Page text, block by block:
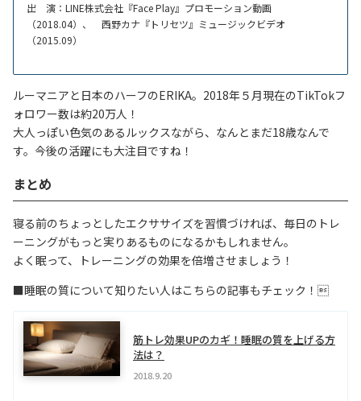
出 演：LINE株式会社『Face Play』プロモーション動画
（2018.04）、 西野カナ『トリセツ』ミュージックビデオ
（2015.09）
ルーマニアと日本のハーフのERIKA。2018年５月現在のTikTokフ
ォロワー数は約20万人！
大人っぽい色気のあるルックスながら、なんとまだ18歳なんで
す。今後の活躍にも大注目ですね！
まとめ
寝る前のちょっとしたエクササイズを習慣づければ、毎日のトレ
ーニングがもっと実りあるものになるかもしれません。
よく眠って、トレーニングの効果を倍増させましょう！
■睡眠の質について知りたい人はこちらの記事もチェック！
筋トレ効果UPのカギ！睡眠の質を上げる方
法は？
2018.9.20